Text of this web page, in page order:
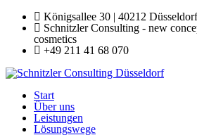
Königsallee 30 | 40212 Düsseldorf
Schnitzler Consulting - new
cosmetics
+49 211 41 68 070
Start
Über uns
Leistungen
Lösungswege